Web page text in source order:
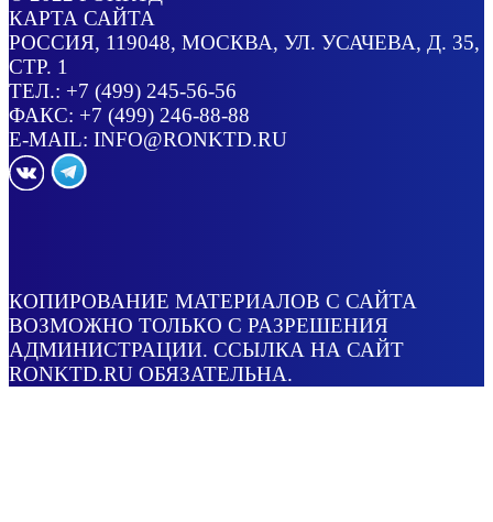
КАРТА САЙТА
РОССИЯ, 119048, МОСКВА, УЛ. УСАЧЕВА, Д. 35,
СТР. 1
ТЕЛ.: +7 (499) 245-56-56
ФАКС: +7 (499) 246-88-88
E-MAIL: INFO@RONKTD.RU
КОПИРОВАНИЕ МАТЕРИАЛОВ С САЙТА
ВОЗМОЖНО ТОЛЬКО С РАЗРЕШЕНИЯ
АДМИНИСТРАЦИИ. ССЫЛКА НА САЙТ
RONKTD.RU ОБЯЗАТЕЛЬНА.